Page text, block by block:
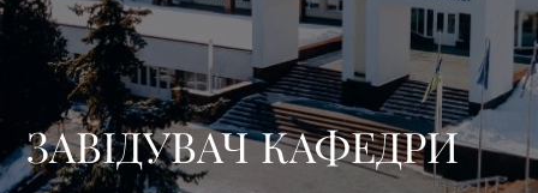
ЗАВІДУВАЧ КАФЕДРИ